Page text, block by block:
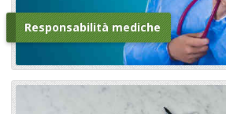
Responsabilità mediche